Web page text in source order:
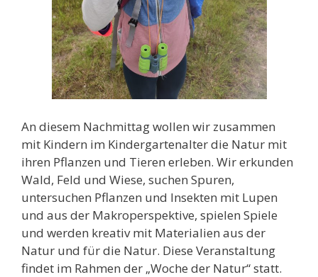
An diesem Nachmittag wollen wir zusammen
mit Kindern im Kindergartenalter die Natur mit
ihren Pflanzen und Tieren erleben. Wir erkunden
Wald, Feld und Wiese, suchen Spuren,
untersuchen Pflanzen und Insekten mit Lupen
und aus der Makroperspektive, spielen Spiele
und werden kreativ mit Materialien aus der
Natur und für die Natur. Diese Veranstaltung
findet im Rahmen der „Woche der Natur“ statt.